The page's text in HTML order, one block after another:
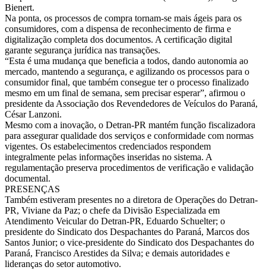
Bienert.
Na ponta, os processos de compra tornam-se mais ágeis para os
consumidores, com a dispensa de reconhecimento de firma e
digitalização completa dos documentos. A certificação digital
garante segurança jurídica nas transações.
“Esta é uma mudança que beneficia a todos, dando autonomia ao
mercado, mantendo a segurança, e agilizando os processos para o
consumidor final, que também consegue ter o processo finalizado
mesmo em um final de semana, sem precisar esperar”, afirmou o
presidente da Associação dos Revendedores de Veículos do Paraná,
César Lanzoni.
Mesmo com a inovação, o Detran-PR mantém função fiscalizadora
para assegurar qualidade dos serviços e conformidade com normas
vigentes. Os estabelecimentos credenciados respondem
integralmente pelas informações inseridas no sistema. A
regulamentação preserva procedimentos de verificação e validação
documental.
PRESENÇAS
Também estiveram presentes no a diretora de Operações do Detran-
PR, Viviane da Paz; o chefe da Divisão Especializada em
Atendimento Veicular do Detran-PR, Eduardo Schuelter; o
presidente do Sindicato dos Despachantes do Paraná, Marcos dos
Santos Junior; o vice-presidente do Sindicato dos Despachantes do
Paraná, Francisco Arestides da Silva; e demais autoridades e
lideranças do setor automotivo.